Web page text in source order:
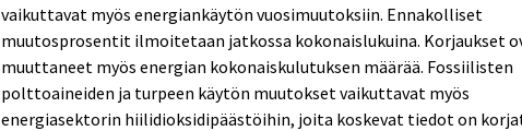
vaikuttavat myös energiankäytön vuosimuutoksiin. Ennakolliset
muutosprosentit ilmoitetaan jatkossa kokonaislukuina. Korjaukset
muuttaneet myös energian kokonaiskulutuksen määrää. Fossiilisten
polttoaineiden ja turpeen käytön muutokset vaikuttavat myös
energiasektorin hiilidioksidipäästöihin, joita koskevat tiedot on